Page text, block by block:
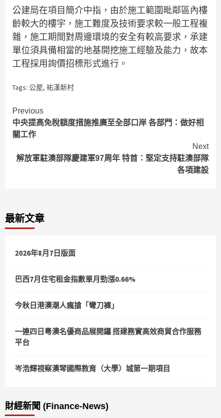
公建局在項目簡介中指，由於施工範圍毗鄰區內樓
齡較大的樓宇，施工難度及技術要求較一般工程複
雜，施工期間對周邊環境的安全有較高要求，承建
單位須具備相當的地基開挖施工經驗及能力，故本
工程採用詢價招標形式進行。
Tags: 公屋, 祐漢新村
Continue
Reading
Previous
中央提高免稅額度措施推廣至全部口岸 各部門：做好相
關工作
Next
解放軍駐澳部隊慶建軍97周年 特首：堅定支持駐澳部隊
各項建設
最新文章
2026年8月7日版面
巴西7月住宅租金指數單月勁漲0.66%
今秋日港澳潮人瘋搶「彎刀褲」
一連四日粵澳名優商品展開鑼 搭建務實高效商貿合作服務
平台
岑浩輝視察澳琴國際教育（大學）城第一期項目
財經新聞 (Finance-News)